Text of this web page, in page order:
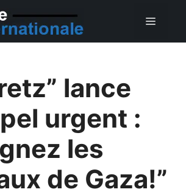
lance
urgent :
les
de Gaza!”